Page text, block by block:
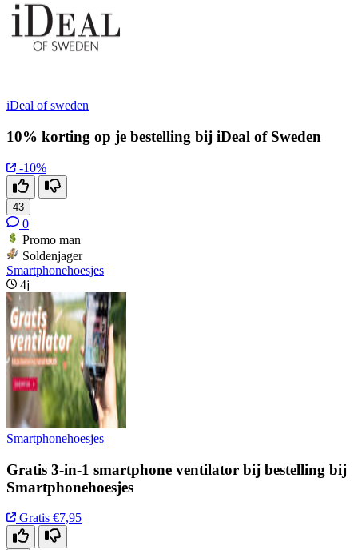
iDeal of sweden
10% korting op je bestelling bij iDeal of Sweden
-10%
43
0
Promo man
Soldenjager
Smartphonehoesjes
4j
Smartphonehoesjes
Gratis 3-in-1 smartphone ventilator bij bestelling bij
Smartphonehoesjes
Gratis €7,95